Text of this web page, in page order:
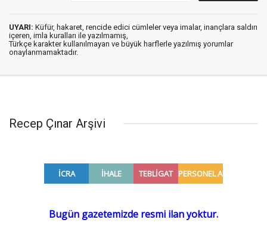
UYARI: Küfür, hakaret, rencide edici cümleler veya imalar, inançlara saldırı
içeren, imla kuralları ile yazılmamış,
Türkçe karakter kullanılmayan ve büyük harflerle yazılmış yorumlar
onaylanmamaktadır.
Recep Çınar Arşivi